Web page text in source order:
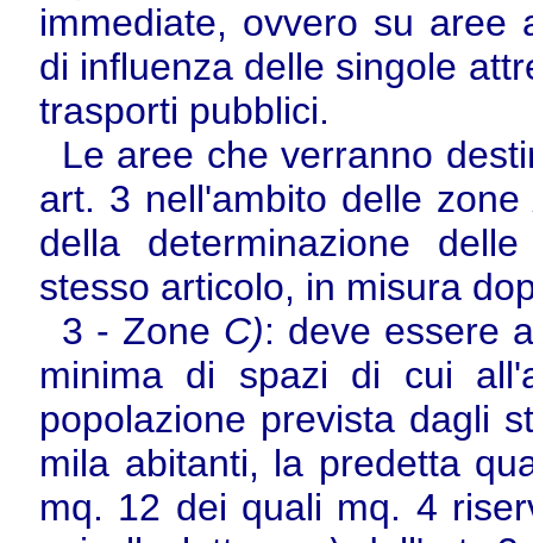
immediate, ovvero su aree
di influenza delle singole
trasporti pubblici.
Le aree che verranno
art. 3 nell'ambito delle
della determinazione
stesso articolo, in misura
3 - Zone C): deve essere
minima di spazi di cui
popolazione prevista dagli
mila abitanti, la predetta
mq. 12 dei quali mq. 4